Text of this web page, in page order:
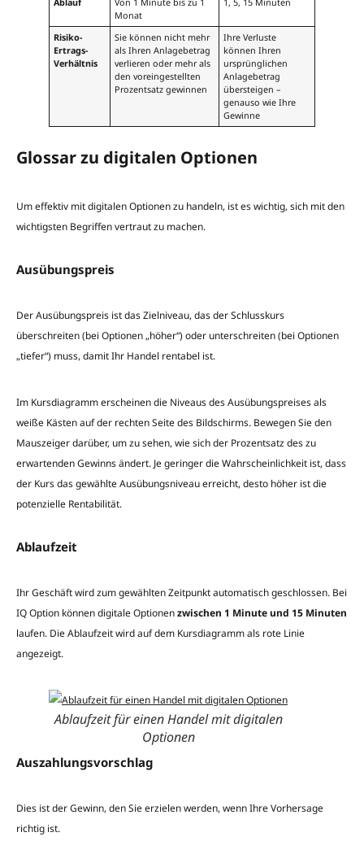
Monat
Risiko-
Ertrags-
Verhältnis
Sie können nicht mehr
als Ihren Anlagebetrag
verlieren oder mehr als
den voreingestellten
Prozentsatz gewinnen
Ihre Verluste
können Ihren
ursprünglichen
Anlagebetrag
übersteigen –
genauso wie Ihre
Gewinne
Glossar zu digitalen Optionen
Um effektiv mit digitalen Optionen zu handeln, ist es wichtig, sich mit den
wichtigsten Begriffen vertraut zu machen.
Ausübungspreis
Der Ausübungspreis ist das Zielniveau, das der Schlusskurs
überschreiten (bei Optionen „höher“) oder unterschreiten (bei Optionen
„tiefer“) muss, damit Ihr Handel rentabel ist.
Im Kursdiagramm erscheinen die Niveaus des Ausübungspreises als
weiße Kästen auf der rechten Seite des Bildschirms. Bewegen Sie den
Mauszeiger darüber, um zu sehen, wie sich der Prozentsatz des zu
erwartenden Gewinns ändert. Je geringer die Wahrscheinlichkeit ist, dass
der Kurs das gewählte Ausübungsniveau erreicht, desto höher ist die
potenzielle Rentabilität.
Ablaufzeit
Ihr Geschäft wird zum gewählten Zeitpunkt automatisch geschlossen. Bei
IQ Option können digitale Optionenzwischen 1 Minute und 15 Minuten
laufen. Die Ablaufzeit wird auf dem Kursdiagramm als rote Linie
angezeigt.
Ablaufzeit für einen Handel mit digitalen
Optionen
Auszahlungsvorschlag
Dies ist der Gewinn, den Sie erzielen werden, wenn Ihre Vorhersage
richtig ist.